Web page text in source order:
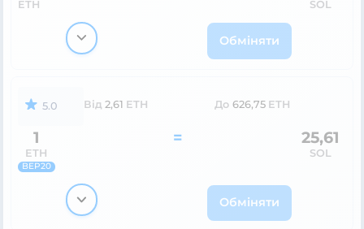
ETH SOL
Обміняти
5.0 Від 2,61 ETH До 626,75 ETH
1
ETH
BEP20
= 25,61
SOL
Обміняти